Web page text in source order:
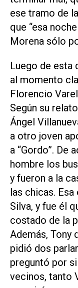
ese tramo de
que “esa
Morena sólo
Luego de esta
al momento
Florencio
Según su
Ángel
a otro joven
a “Gordo”. De
hombre los
y fueron a la
las chicas.
Silva, y fue él
costado de la
Además, Tony
pidió dos
preguntó por
vecinos, tanto